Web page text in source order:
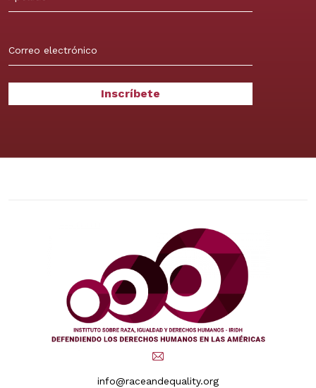
info@raceandequality.org